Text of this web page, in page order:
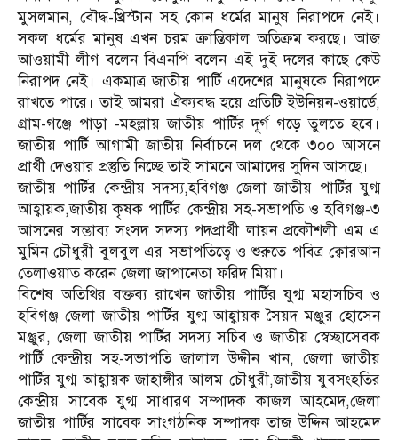
মুসলমান, বৌদ্ধ-খ্রিস্টান সহ কোন ধর্মের মানুষ নিরাপদে নেই।
সকল ধর্মের মানুষ এখন চরম ক্রান্তিকাল অতিক্রম করছে। আজ
আওয়ামী লীগ বলেন বিএনপি বলেন এই দুই দলের কাছে কেউ
নিরাপদ নেই। একমাত্র জাতীয় পার্টি এদেশের মানুষকে নিরাপদে
রাখতে পারে। তাই আমরা ঐক্যবদ্ধ হয়ে প্রতিটি ইউনিয়ন-ওয়ার্ডে,
গ্রাম-গঞ্জে পাড়া -মহল্লায় জাতীয় পার্টির দূর্গ গড়ে তুলতে হবে।
জাতীয় পার্টি আগামী জাতীয় নির্বাচনে দল থেকে ৩০০ আসনে
প্রার্থী দেওয়ার প্রস্তুতি নিচ্ছে তাই সামনে আমাদের সুদিন আসছে।
জাতীয় পার্টির কেন্দ্রীয় সদস্য,হবিগঞ্জ জেলা জাতীয় পার্টির যুগ্ম
আহ্বায়ক,জাতীয় কৃষক পার্টির কেন্দ্রীয় সহ-সভাপতি ও হবিগঞ্জ-৩
আসনের সম্ভাব্য সংসদ সদস্য পদপ্রার্থী লায়ন প্রকৌশলী এম এ
মুমিন চৌধুরী বুলবুল এর সভাপতিত্বে ও শুরুতে পবিত্র ক্বোরআন
তেলাওয়াত করেন জেলা জাপানেতা ফরিদ মিয়া।
বিশেষ অতিথির বক্তব্য রাখেন জাতীয় পার্টির যুগ্ম মহাসচিব ও
হবিগঞ্জ জেলা জাতীয় পার্টির যুগ্ম আহ্বায়ক সৈয়দ মঞ্জুর হোসেন
মঞ্জুর, জেলা জাতীয় পার্টির সদস্য সচিব ও জাতীয় স্বেচ্ছাসেবক
পার্টি কেন্দ্রীয় সহ-সভাপতি জালাল উদ্দীন খান, জেলা জাতীয়
পার্টির যুগ্ম আহ্বায়ক জাহাঙ্গীর আলম চৌধুরী,জাতীয় যুবসংহতির
কেন্দ্রীয় সাবেক যুগ্ম সাধারণ সম্পাদক কাজল আহমেদ,জেলা
জাতীয় পার্টির সাবেক সাংগঠনিক সম্পাদক তাজ উদ্দিন আহমেদ